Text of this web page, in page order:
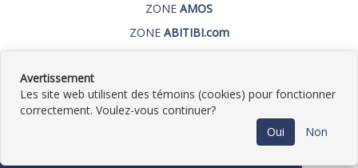
ZONE AMOS
ZONE ABITIBI.com
Contactez-
Politique de
Avertissement
Les site web utilisent des témoins (cookies) pour fonctionner
correctement. Voulez-vous continuer?
Oui
Non